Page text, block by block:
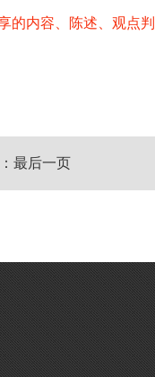
的内容、陈述、观
：最后一页